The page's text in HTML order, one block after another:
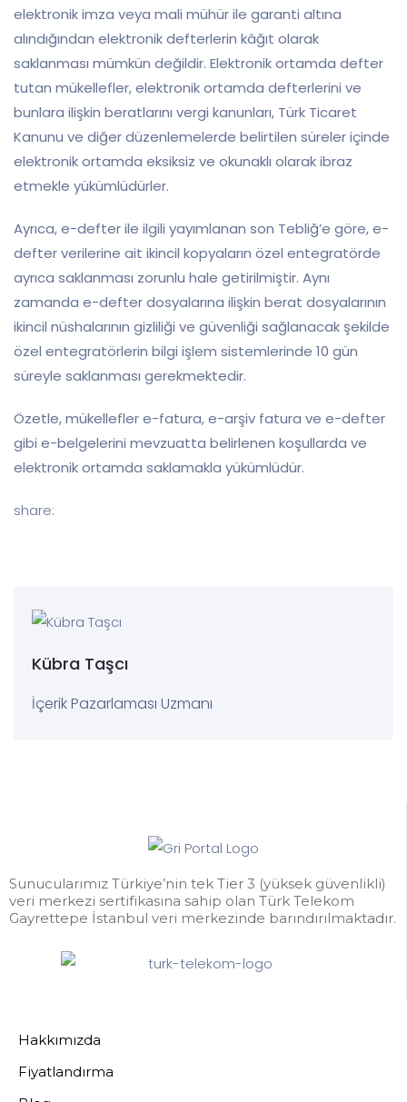
elektronik imza veya mali mühür ile garanti altına
alındığından elektronik defterlerin kâğıt olarak
saklanması mümkün değildir. Elektronik ortamda defter
tutan mükellefler, elektronik ortamda defterlerini ve
bunlara ilişkin beratlarını vergi kanunları, Türk Ticaret
Kanunu ve diğer düzenlemelerde belirtilen süreler içinde
elektronik ortamda eksiksiz ve okunaklı olarak ibraz
etmekle yükümlüdürler.
Ayrıca, e-defter ile ilgili yayımlanan son Tebliğ’e göre, e-
defter verilerine ait ikincil kopyaların özel entegratörde
ayrıca saklanması zorunlu hale getirilmiştir. Aynı
zamanda e-defter dosyalarına ilişkin berat dosyalarının
ikincil nüshalarının gizliliği ve güvenliği sağlanacak şekilde
özel entegratörlerin bilgi işlem sistemlerinde 10 gün
süreyle saklanması gerekmektedir.
Özetle, mükellefler e-fatura, e-arşiv fatura ve e-defter
gibi e-belgelerini mevzuatta belirlenen koşullarda ve
elektronik ortamda saklamakla yükümlüdür.
share:
Kübra Taşcı
İçerik Pazarlaması Uzmanı
Sunucularımız Türkiye’nin tek Tier 3 (yüksek güvenlikli)
veri merkezi sertifikasına sahip olan Türk Telekom
Gayrettepe İstanbul veri merkezinde barındırılmaktadır.
Hakkımızda
Fiyatlandırma